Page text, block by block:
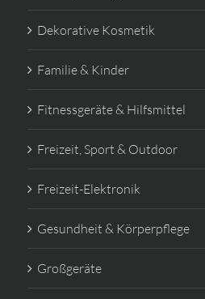
Dekorative Kosmetik
Familie & Kinder
Fitnessgeräte & Hilfsmittel
Freizeit, Sport & Outdoor
Freizeit-Elektronik
Gesundheit & Körperpflege
Großgeräte